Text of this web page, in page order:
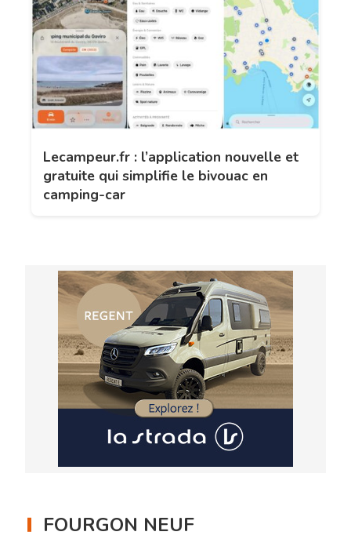
Lecampeur.fr : l’application nouvelle et
gratuite qui simplifie le bivouac en
camping-car
FOURGON NEUF